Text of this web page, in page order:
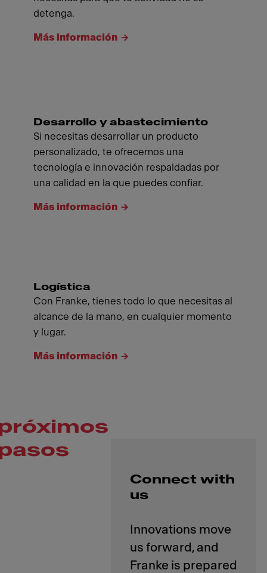
detenga.
Más información
Desarrollo y abastecimiento
Si necesitas desarrollar un producto
personalizado, te ofrecemos una
tecnología e innovación respaldadas por
una calidad en la que puedes confiar.
Más información
Logística
Con Franke, tienes todo lo que necesitas al
alcance de la mano, en cualquier momento
y lugar.
Más información
Connect with
us
Innovations move
us forward, and
Franke is prepared